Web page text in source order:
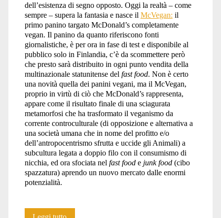
dell’esistenza di segno opposto. Oggi la realtà – come
sempre – supera la fantasia e nasce il McVegan: il
primo panino targato McDonald’s completamente
vegan. Il panino da quanto riferiscono fonti
giornalistiche, è per ora in fase di test e disponibile al
pubblico solo in Finlandia, c’è da scommettere però
che presto sarà distribuito in ogni punto vendita della
multinazionale statunitense del fast food. Non è certo
una novità quella dei panini vegani, ma il McVegan,
proprio in virtù di ciò che McDonald’s rappresenta,
appare come il risultato finale di una sciagurata
metamorfosi che ha trasformato il veganismo da
corrente controculturale (di opposizione e alternativa a
una società umana che in nome del profitto e/o
dell’antropocentrismo sfrutta e uccide gli Animali) a
subcultura legata a doppio filo con il consumismo di
nicchia, ed ora sfociata nel fast foode junk food(cibo
spazzatura) aprendo un nuovo mercato dalle enormi
potenzialità.
McVegan